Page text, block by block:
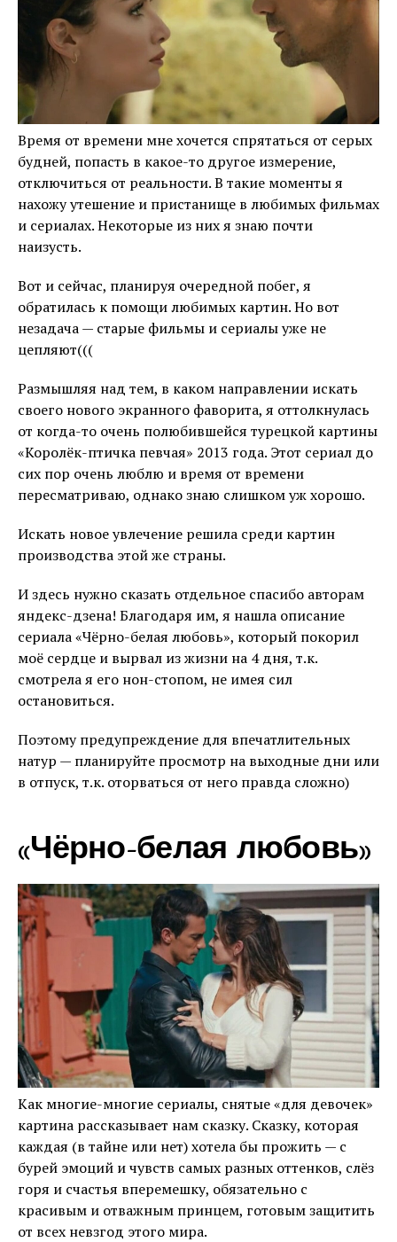
Время от времени мне хочется спрятаться от серых
будней, попасть в какое-то другое измерение,
отключиться от реальности. В такие моменты я
нахожу утешение и пристанище в любимых фильмах
и сериалах. Некоторые из них я знаю почти
наизусть.
Вот и сейчас, планируя очередной побег, я
обратилась к помощи любимых картин. Но вот
незадача — старые фильмы и сериалы уже не
цепляют(((
Размышляя над тем, в каком направлении искать
своего нового экранного фаворита, я оттолкнулась
от когда-то очень полюбившейся турецкой картины
«Королёк-птичка певчая» 2013 года. Этот сериал до
сих пор очень люблю и время от времени
пересматриваю, однако знаю слишком уж хорошо.
Искать новое увлечение решила среди картин
производства этой же страны.
И здесь нужно сказать отдельное спасибо авторам
яндекс-дзена! Благодаря им, я нашла описание
сериала «Чёрно-белая любовь», который покорил
моё сердце и вырвал из жизни на 4 дня, т.к.
смотрела я его нон-стопом, не имея сил
остановиться.
Поэтому предупреждение для впечатлительных
натур — планируйте просмотр на выходные дни или
в отпуск, т.к. оторваться от него правда сложно)
«Чёрно-белая любовь»
Как многие-многие сериалы, снятые «для девочек»
картина рассказывает нам сказку. Сказку, которая
каждая (в тайне или нет) хотела бы прожить — с
бурей эмоций и чувств самых разных оттенков, слёз
горя и счастья вперемешку, обязательно с
красивым и отважным принцем, готовым защитить
от всех невзгод этого мира.